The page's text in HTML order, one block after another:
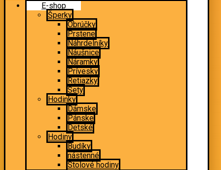
E-shop
Šperky
Obrúčky
Prstene
Náhrdelníky
Náušnice
Náramky
Prívesky
Retiazky
Sety
Hodinky
Dámske
Pánske
Detské
Hodiny
Budíky
nástenné
Stolové hodiny